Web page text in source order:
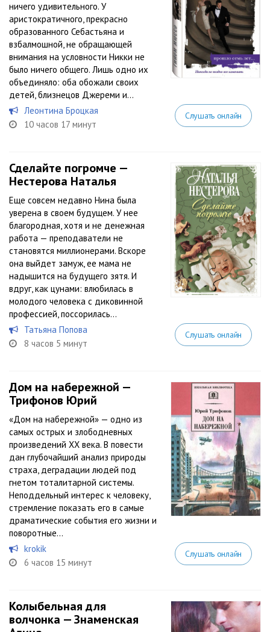
ничего удивительного. У
аристократичного, прекрасно
образованного Себастьяна и
взбалмошной, не обращающей
внимания на условности Никки не
было ничего общего. Лишь одно их
объединяло: оба обожали своих
детей, близнецов Джереми и...
Леонтина Броцкая
10 часов 17 минут
Слушать онлайн
Сделайте погромче —
Нестерова Наталья
Еще совсем недавно Нина была
уверена в своем будущем. У нее
благородная, хотя и не денежная
работа — преподаватели не
становятся миллионерами. Вскоре
она выйдет замуж, ее мама не
надышится на будущего зятя. И
вдруг, как цунами: влюбилась в
молодого человека с диковинной
профессией, поссорилась...
Татьяна Попова
8 часов 5 минут
Слушать онлайн
Дом на набережной —
Трифонов Юрий
«Дом на набережной» — одно из
самых острых и злободневных
произведений XX века. В повести
дан глубочайший анализ природы
страха, деградации людей под
гнетом тоталитарной системы.
Неподдельный интерес к человеку,
стремление показать его в самые
драматические события его жизни и
поворотные...
krokik
6 часов 15 минут
Слушать онлайн
Колыбельная для
волчонка — Знаменская